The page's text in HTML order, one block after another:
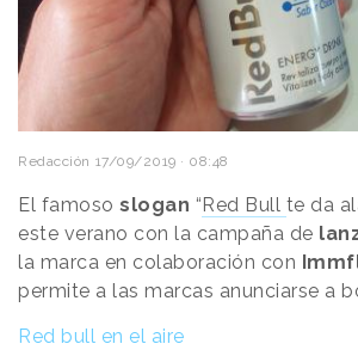
Redacción 17/09/2019 · 08:48
El famoso slogan “ Red Bull te da
este verano con la campaña de
la marca en colaboración con
permite a las marcas anunciarse a
Red bull en el aire